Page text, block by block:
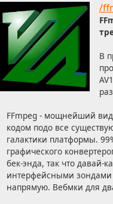
/
В
FFmpeg - мощнейший
кодом подо все
галактики платформы.
графического
бек-энда, так что давай-
интерфейсными зондами
напрямую. Вебмки для